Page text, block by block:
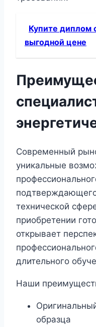
Купите диплом
выгодной цене
Современный
уникальные
технической
приобретении
открывает
длительного
Наши
образца